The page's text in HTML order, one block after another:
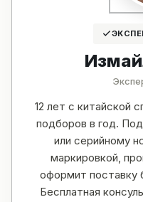
12 лет с китайской
подборов в год.
или серийному
маркировкой,
оформит поставку
Бесплатная